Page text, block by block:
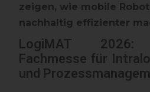
zeigen, wie mobile
nachhaltig effizienter
LogiMAT 2026:
Fachmesse für
und